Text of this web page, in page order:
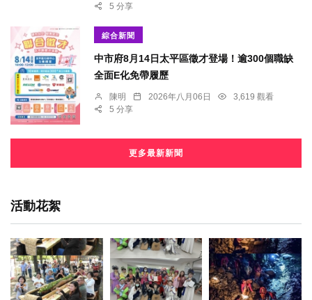
5 分享
綜合新聞
中市府8月14日太平區徵才登場！逾300個職缺
全面E化免帶履歷
陳明 2026年八月06日
3,619 觀看
5 分享
更多最新新聞
活動花絮